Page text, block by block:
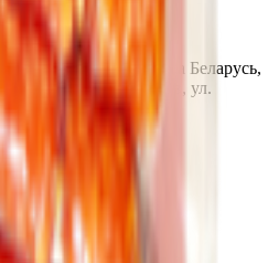
Агро»
«Белмит», Республика Беларусь,
р-н, г. Быхов, ул.
Беларусь